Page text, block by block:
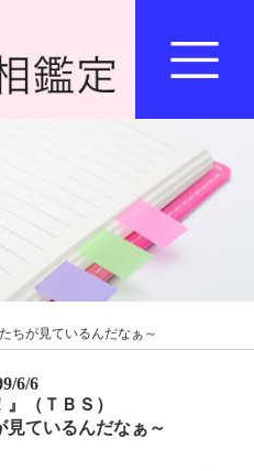
ちが見ているんだなぁ～
6/6
』（ＴＢＳ）
ているんだなぁ～